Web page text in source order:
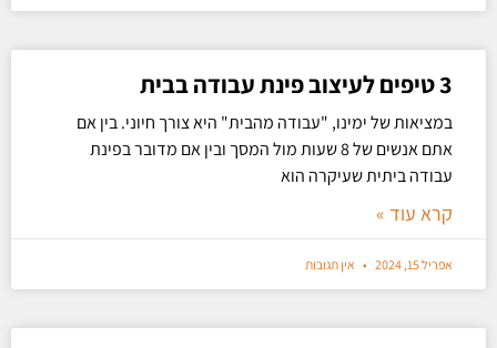
3 טיפים לעיצוב פינת עבודה בבית
במציאות של ימינו, "עבודה מהבית" היא צורך חיוני. בין אם
אתם אנשים של 8 שעות מול המסך ובין אם מדובר בפינת
עבודה ביתית שעיקרה הוא
קרא עוד »
אפריל 15, 2024 אין תגובות